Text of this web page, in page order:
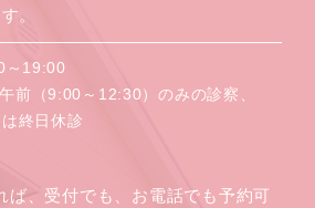
。
～19:00
前（9:00～12:30）のみの診察、
終日休診
、受付でも、お電話でも予約可